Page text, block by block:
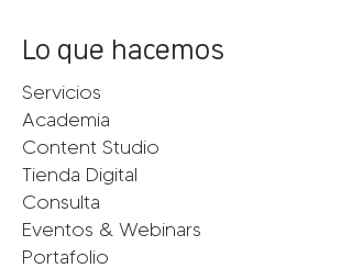
Lo que hacemos
Servicios
Academia
Content Studio
Tienda Digital
Consulta
Eventos & Webinars
Portafolio